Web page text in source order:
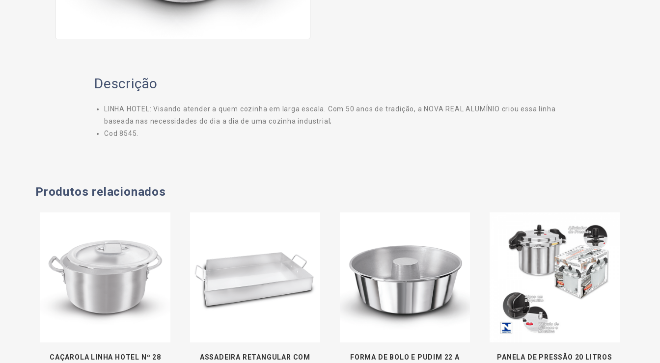
Descrição
LINHA HOTEL: Visando atender a quem cozinha em larga escala. Com 50 anos de tradição, a NOVA REAL ALUMÍNIO criou essa linha
baseada nas necessidades do dia a dia de uma cozinha industrial;
Cod 8545.
Produtos relacionados
CAÇAROLA LINHA HOTEL Nº 28
ASSADEIRA RETANGULAR COM
FORMA DE BOLO E PUDIM 22 A
PANELA DE PRESSÃO 20 LITROS